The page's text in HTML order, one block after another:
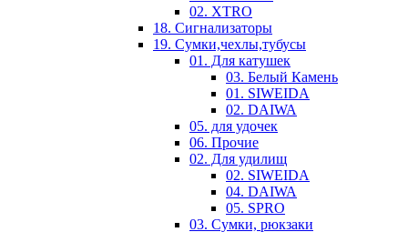
02. XTRO
18. Сигнализаторы
19. Сумки,чехлы,тубусы
01. Для катушек
03. Белый Камень
01. SIWEIDA
02. DAIWA
05. для удочек
06. Прочие
02. Для удилищ
02. SIWEIDA
04. DAIWA
05. SPRO
03. Сумки, рюкзаки